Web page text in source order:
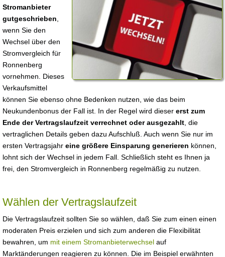
Stromanbieter
gutgeschrieben
wenn Sie den
Wechsel über den
Stromvergleich für
Ronnenberg
vornehmen. Dieses
Verkaufsmittel
können Sie ebenso ohne Bedenken nutzen, wie das beim
Neukundenbonus der Fall ist. In der Regel wird dieser erst zum
Ende der Vertragslaufzeit verrechnet oder ausgezahlt , die
vertraglichen Details geben dazu Aufschluß. Auch wenn Sie nur im
ersten Vertragsjahr eine größere Einsparung generieren können,
lohnt sich der Wechsel in jedem Fall. Schließlich steht es Ihnen ja
frei, den Stromvergleich in Ronnenberg regelmäßig zu nutzen.
Wählen der Vertragslaufzeit
Die Vertragslaufzeit sollten Sie so wählen, daß Sie zum einen einen
moderaten Preis erzielen und sich zum anderen die Flexibilität
bewahren, um mit einem Stromanbieterwechsel auf
Marktänderungen reagieren zu können. Die im Beispiel erwähnten